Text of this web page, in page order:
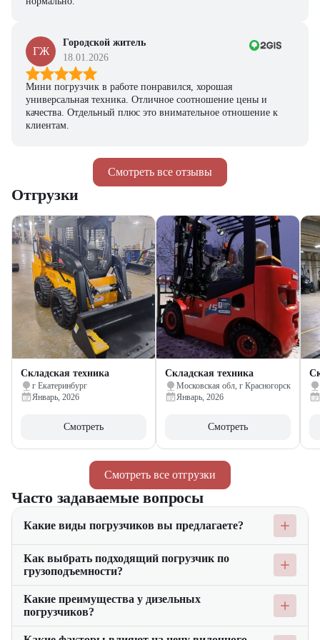
Смотреть все отзывы
ГЖ
Городской житель
18.01.2026
Мини погрузчик в работе понравился, хорошая
универсальная техника. Отличное соотношение цены и
качества. Отдельный плюс это внимательное отношение к
клиентам.
Смотреть все отгрузки
Отгрузки
Складская техника
г Екатеринбург
Январь, 2026
Смотреть
Складская техника
Московская обл, г Красногорск
Январь, 2026
Смотреть
Часто задаваемые вопросы
Какие виды погрузчиков вы предлагаете?
дизельные, электрические и бензиновые. Погрузчики
различных типов предназначены для выполнения различных
задач на складе и строительных площадках, обеспечивая
высокую производительность и грузоподъемность.
Как выбрать подходящий погрузчик по
грузоподъемности?
учитывать вес и объем грузов, которые планируется
поднимать и перемещать. Например, для работы с тяжелыми
грузами на строительных площадках лучше подойдут
Какие преимущества у дизельных
погрузчиков?